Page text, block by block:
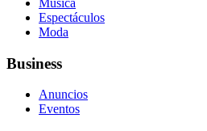
Espectáculos
Moda
Business
Anuncios
Eventos